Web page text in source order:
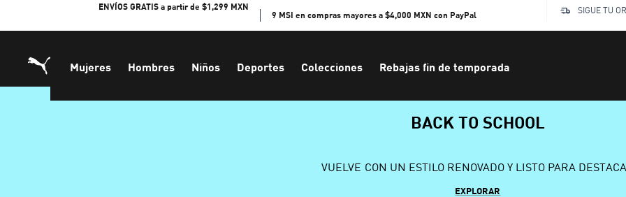
ENVÍOS GRATIS a partir de $1,299 MXN
9 MSI en compras mayores a $4,000 MXN con PayPal
SIGUE TU
Mujeres Hombres Niños Deportes Colecciones Rebajas fin de temporada
BACK TO SCHOOL
VUELVE CON UN ESTILO RENOVADO Y LISTO PARA
EXPLORAR